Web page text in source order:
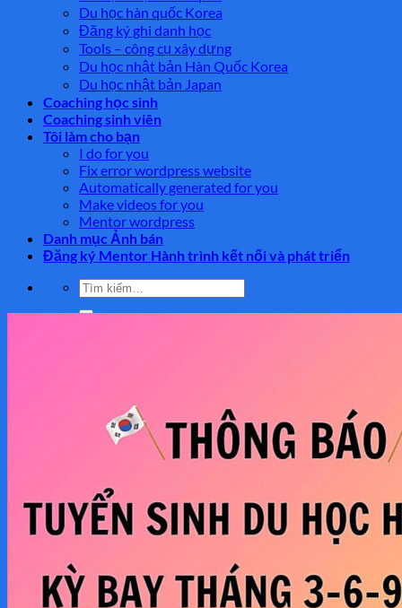
Du học hàn quốc Korea
Đăng ký ghi danh học
Tools – công cụ xây dựng
Du học nhật bản Hàn Quốc Korea
Du học nhật bản Japan
Coaching học sinh
Coaching sinh viên
Tôi làm cho bạn
I do for you
Fix error wordpress website
Automatically generated for you
Make videos for you
Mentor wordpress
Danh mục Ảnh bán
Đăng ký Mentor Hành trình kết nối và phát triển
Tìm
kiếm: